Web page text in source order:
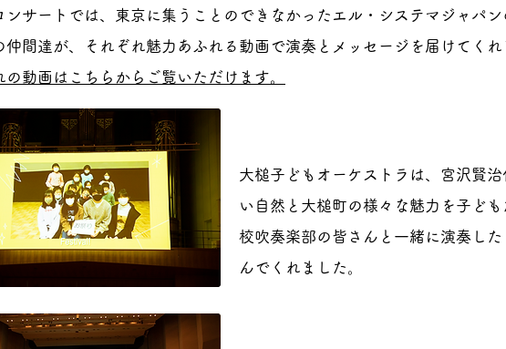
ンサートでは、東京に集うことのできなかったエル・システマジャパ
仲間達が、それぞれ魅力あふれる動画で演奏とメッセージを届けてくれ
の動画はこちらからご覧いただけます。
大槌子どもオーケストラは、宮沢賢
い自然と大槌町の様々な魅力を子ど
校吹奏楽部の皆さんと一緒に演奏し
んでくれました。